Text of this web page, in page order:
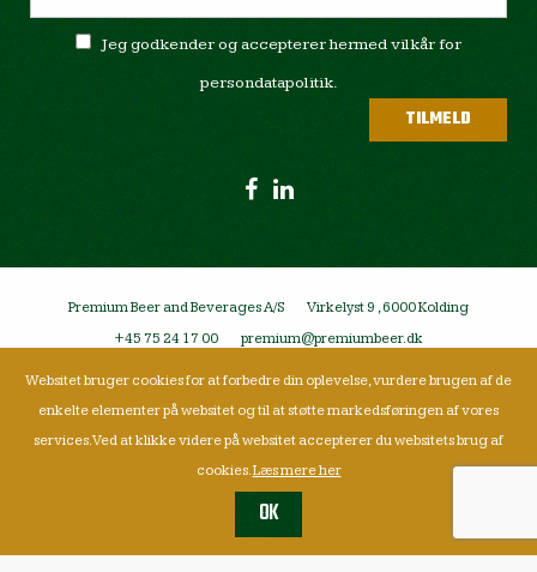
Jeg godkender og accepterer hermed vilkår for
persondatapolitik.
Premium Beer and Beverages A/S
Virkelyst 9 , 6000 Kolding
+45 75 24 17 00
premium@premiumbeer.dk
Websitet bruger cookies for at forbedre din oplevelse, vurdere brugen af de
enkelte elementer på websitet og til at støtte markedsføringen af vores
services. Ved at klikke videre på websitet accepterer du websitets brug af
cookies.Læs mere her
OK